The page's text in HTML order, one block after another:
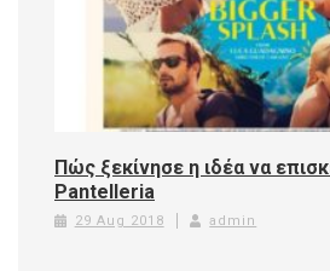
Πώς ξεκίνησε η ιδέα να
Pantelleria
29 Aug 2018 admin